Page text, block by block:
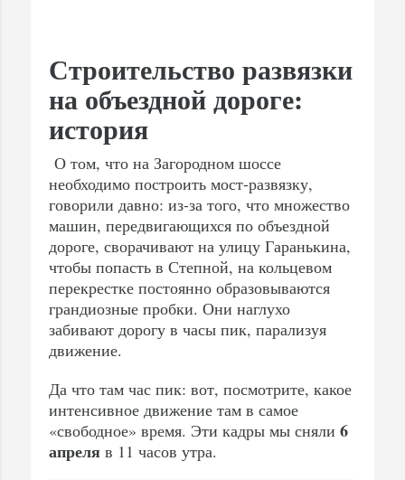
Строительство развязки
на объездной дороге:
история
О том, что на Загородном шоссе
необходимо построить мост-развязку,
говорили давно: из-за того, что множество
машин, передвигающихся по объездной
дороге, сворачивают на улицу Гаранькина,
чтобы попасть в Степной, на кольцевом
перекрестке постоянно образовываются
грандиозные пробки. Они наглухо
забивают дорогу в часы пик, парализуя
движение.
Да что там час пик: вот, посмотрите, какое
интенсивное движение там в самое
«свободное» время. Эти кадры мы сняли 6
апреля в 11 часов утра.